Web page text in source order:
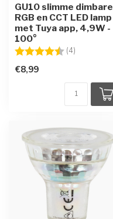
GU10 slimme dimbare
RGB en CCT LED lamp
met Tuya app, 4,9W -
100°
Beoordeling: (4)
€8,99